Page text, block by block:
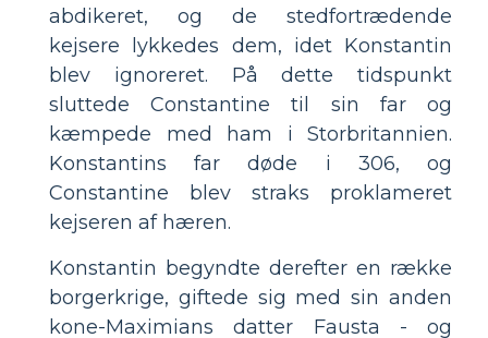
abdikeret, og de stedfortrædende
kejsere lykkedes dem, idet Konstantin
blev ignoreret. På dette tidspunkt
sluttede Constantine til sin far og
kæmpede med ham i Storbritannien.
Konstantins far døde i 306, og
Constantine blev straks proklameret
kejseren af ​​hæren.
Konstantin begyndte derefter en række
borgerkrige, giftede sig med sin anden
kone-Maximians datter Fausta - og